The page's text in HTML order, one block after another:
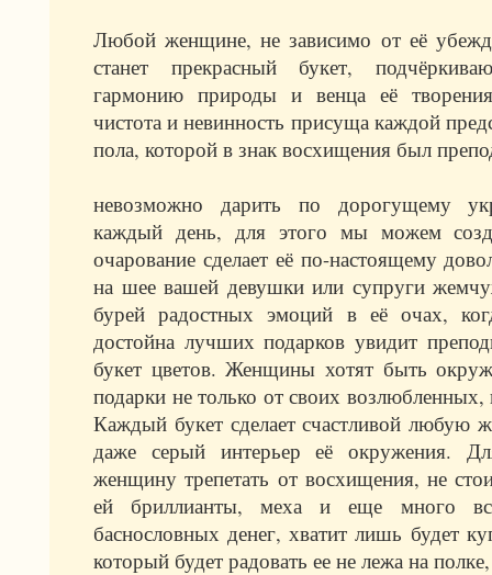
Любой женщине, не зависимо от её
станет прекрасный букет,
гармонию природы и венца её
чистота и невинность присуща каждой
пола, которой в знак восхищения был
невозможно дарить по дорогущему
каждый день, для этого мы можем
очарование сделает её по-настоящему
на шее вашей девушки или супруги
бурей радостных эмоций в её очах,
достойна лучших подарков увидит
букет цветов. Женщины хотят быть
подарки не только от своих
Каждый букет сделает счастливой любую
даже серый интерьер её окружения.
женщину трепетать от восхищения, не
ей бриллианты, меха и еще много
баснословных денег, хватит лишь будет
который будет радовать ее не лежа на